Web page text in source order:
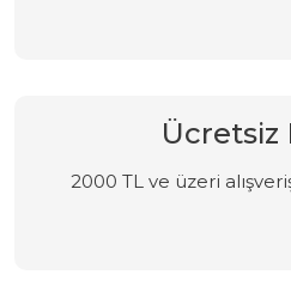
Ücretsiz
2000 TL ve üzeri